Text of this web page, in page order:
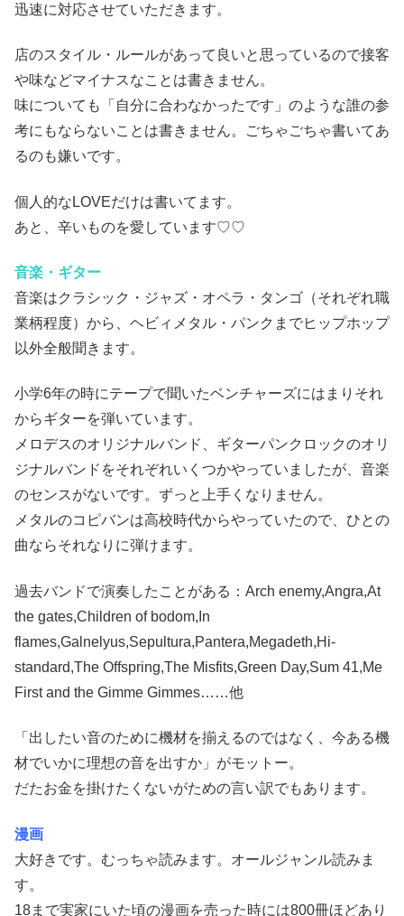
迅速に対応させていただきます。
店のスタイル・ルールがあって良いと思っているので接客
や味などマイナスなことは書きません。
味についても「自分に合わなかったです」のような誰の参
考にもならないことは書きません。ごちゃごちゃ書いてあ
るのも嫌いです。
個人的なLOVEだけは書いてます。
あと、辛いものを愛しています♡♡
音楽・ギター
音楽はクラシック・ジャズ・オペラ・タンゴ（それぞれ職
業柄程度）から、ヘビィメタル・パンクまでヒップホップ
以外全般聞きます。
小学6年の時にテープで聞いたベンチャーズにはまりそれ
からギターを弾いています。
メロデスのオリジナルバンド、ギターパンクロックのオリ
ジナルバンドをそれぞれいくつかやっていましたが、音楽
のセンスがないです。ずっと上手くなりません。
メタルのコピバンは高校時代からやっていたので、ひとの
曲ならそれなりに弾けます。
過去バンドで演奏したことがある：Arch enemy,Angra,At
the gates,Children of bodom,In
flames,Galnelyus,Sepultura,Pantera,Megadeth,Hi-
standard,The Offspring,The Misfits,Green Day,Sum 41,Me
First and the Gimme Gimmes……他
「出したい音のために機材を揃えるのではなく、今ある機
材でいかに理想の音を出すか」がモットー。
だたお金を掛けたくないがための言い訳でもあります。
漫画
大好きです。むっちゃ読みます。オールジャンル読みま
す。
18まで実家にいた頃の漫画を売った時には800冊ほどあり